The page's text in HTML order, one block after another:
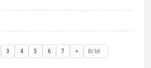
3 4 5 6 7 >